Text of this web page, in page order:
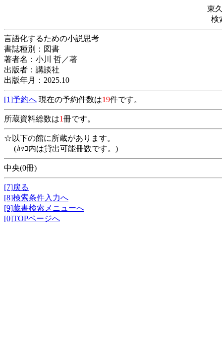
東
検
言語化するための小説思考
書誌種別：図書
著者名：小川 哲／著
出版者：講談社
出版年月：2025.10
[1]予約へ 現在の予約件数は19件です。
所蔵資料総数は1冊です。
☆以下の館に所蔵があります。
(ｶｯｺ内は貸出可能冊数です。)
中央(0冊)
[7]戻る
[8]検索条件入力へ
[9]蔵書検索メニューへ
[0]TOPページへ